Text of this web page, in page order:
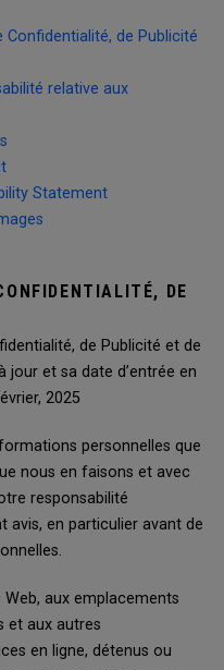
Confidentialité, de Publicité
relative aux
Statement
DE
de Publicité et de
jour et sa date d’entrée en
2025
personnelles que
nous en faisons et avec
responsabilité
avis, en particulier avant de
aux emplacements
et aux autres
en ligne, détenus ou